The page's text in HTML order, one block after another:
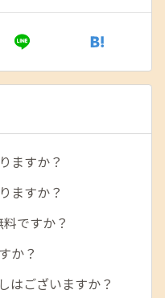
ますか？
ますか？
ですか？
か？
はございますか？